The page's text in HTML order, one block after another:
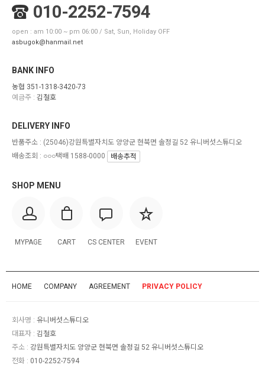
010-2252-7594
open : am 10:00 ~ pm 06:00 / Sat, Sun, Holiday OFF
asbugok@hanmail.net
BANK INFO
농협 351-1318-3420-73
예금주 : 김철호
SHOP MENU
MYPAGE CART CS CENTER EVENT
DELIVERY INFO
반품주소 : (25046)강원특별자치도 양양군 현북면 솔정길 52 유니버섯스튜디오
배송조회 : ○○○택배 1588-0000
배송추적
HOME COMPANY AGREEMENT PRIVACY POLICY
회사명 : 유니버섯스튜디오
대표자 : 김철호
주소 : 강원특별자치도 양양군 현북면 솔정길 52 유니버섯스튜디오
전화 : 010-2252-7594